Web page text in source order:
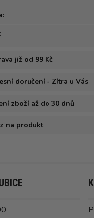
již od 99 Kč
doručení - Zítra u Vás
zboží až do 30 dnů
na produkt